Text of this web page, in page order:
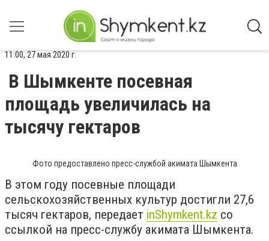
11:00, 27 мая 2020 г.
В Шымкенте посевная
площадь увеличилась на
тысячу гектаров
Фото предоставлено пресс-службой акимата Шымкента
В этом году посевные площади
сельскохозяйственных культур достигли 27,6
тысяч гектаров, передает inShymkent.kz со
ссылкой на пресс-службу акимата Шымкента.